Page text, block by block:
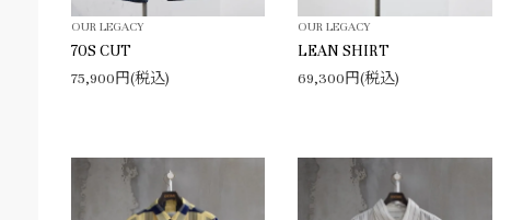
OUR LEGACY
70S CUT
75,900円(税込)
OUR LEGACY
LEAN SHIRT
69,300円(税込)